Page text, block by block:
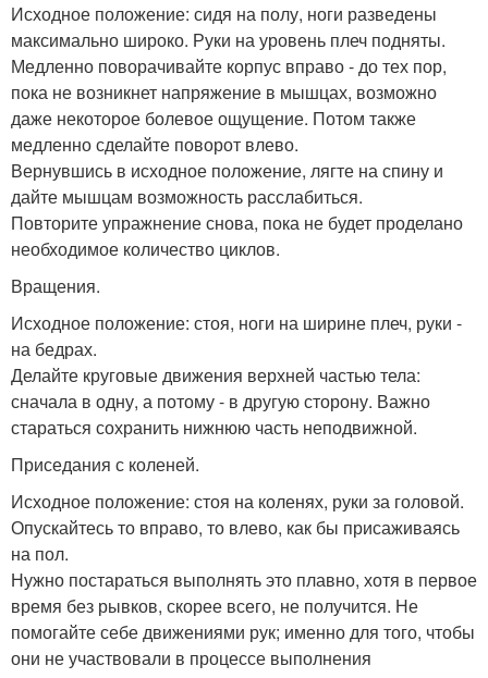
Исходное положение: сидя на полу, ноги разведены
максимально широко. Руки на уровень плеч подняты.
Медленно поворачивайте корпус вправо - до тех пор,
пока не возникнет напряжение в мышцах, возможно
даже некоторое болевое ощущение. Потом также
медленно сделайте поворот влево.
Вернувшись в исходное положение, лягте на спину и
дайте мышцам возможность расслабиться.
Повторите упражнение снова, пока не будет проделано
необходимое количество циклов.
Вращения.
Исходное положение: стоя, ноги на ширине плеч, руки -
на бедрах.
Делайте круговые движения верхней частью тела:
сначала в одну, а потому - в другую сторону. Важно
стараться сохранить нижнюю часть неподвижной.
Приседания с коленей.
Исходное положение: стоя на коленях, руки за головой.
Опускайтесь то вправо, то влево, как бы присаживаясь
на пол.
Нужно постараться выполнять это плавно, хотя в первое
время без рывков, скорее всего, не получится. Не
помогайте себе движениями рук; именно для того, чтобы
они не участвовали в процессе выполнения